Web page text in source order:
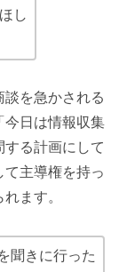
し
を急かされる
今日は情報収集
る計画にして
主導権を持っ
ます。
聞きに行った